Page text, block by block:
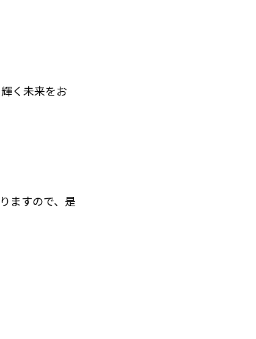
く未来をお
ますので、是